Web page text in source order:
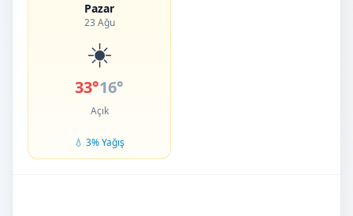
Pazar
23 Ağu
☀️
33°16°
Açık
💧 3% Yağış